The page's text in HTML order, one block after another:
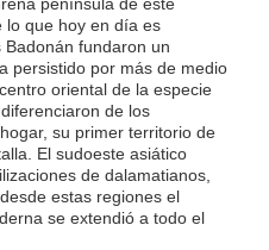
lo que hoy en día es
fundaron un
persistido por más de medio
oriental de la especie
de los
su primer territorio de
El sudoeste asiático
de dalamatianos,
estas regiones el
se extendió a todo el